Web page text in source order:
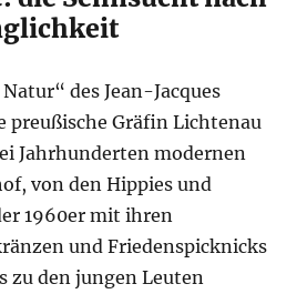
des Jean-Jacques
preußische Gräfin Lichtenau
Jahrhunderten modernen
von den Hippies und
1960er mit ihren
und Friedenspicknicks
zu den jungen Leuten